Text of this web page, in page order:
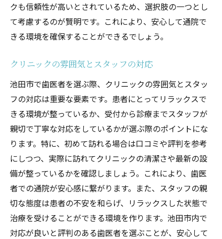
クも信頼性が高いとされているため、選択肢の一つとし
て考慮するのが賢明です。これにより、安心して通院で
きる環境を確保することができるでしょう。
クリニックの雰囲気とスタッフの対応
池田市で歯医者を選ぶ際、クリニックの雰囲気とスタッ
フの対応は重要な要素です。患者にとってリラックスで
きる環境が整っているか、受付から診療までスタッフが
親切で丁寧な対応をしているかが選ぶ際のポイントにな
ります。特に、初めて訪れる場合は口コミや評判を参考
にしつつ、実際に訪れてクリニックの清潔さや最新の設
備が整っているかを確認しましょう。これにより、歯医
者での通院が安心感に繋がります。また、スタッフの親
切な態度は患者の不安を和らげ、リラックスした状態で
治療を受けることができる環境を作ります。池田市内で
対応が良いと評判のある歯医者を選ぶことが、安心して